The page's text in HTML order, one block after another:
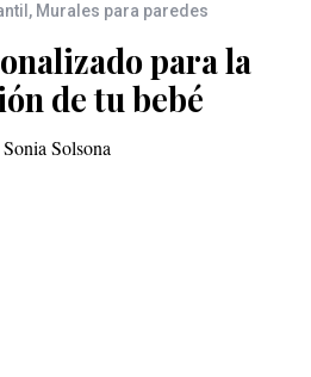
, Murales para paredes
para la
de tu bebé
Sonia Solsona